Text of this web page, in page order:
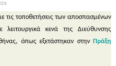
τις τοποθετήσεις των αποσπασμένων
κενά της Διεύθυνσης
όπως εξετάστηκαν στην Πράξη